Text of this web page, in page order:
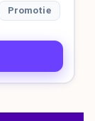
Promotie